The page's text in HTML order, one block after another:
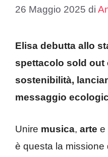
26 Maggio 2025 di
Elisa debutta allo
spettacolo sold out
sostenibilità,
messaggio
Unire musica, arte e
è questa la missione